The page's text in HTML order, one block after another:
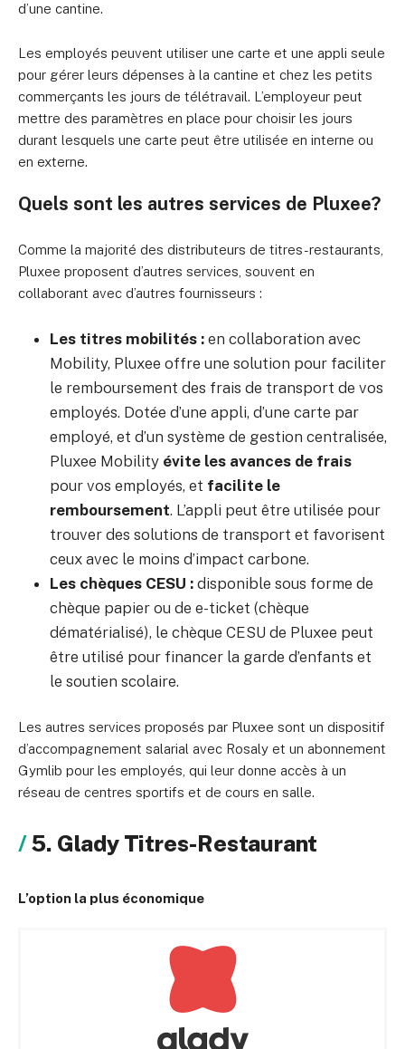
d’une cantine.
Les employés peuvent utiliser une carte et une appli seule
pour gérer leurs dépenses à la cantine et chez les petits
commerçants les jours de télétravail. L’employeur peut
mettre des paramètres en place pour choisir les jours
durant lesquels une carte peut être utilisée en interne ou
en externe.
Quels sont les autres services de Pluxee?
Comme la majorité des distributeurs de titres-restaurants,
Pluxee proposent d’autres services, souvent en
collaborant avec d’autres fournisseurs :
Les titres mobilités : en collaboration avec
Mobility, Pluxee offre une solution pour faciliter
le remboursement des frais de transport de vos
employés. Dotée d’une appli, d’une carte par
employé, et d’un système de gestion centralisée,
Pluxee Mobility évite les avances de frais
pour vos employés, et facilite le
remboursement. L’appli peut être utilisée pour
trouver des solutions de transport et favorisent
ceux avec le moins d’impact carbone.
Les chèques CESU : disponible sous forme de
chèque papier ou de e-ticket (chèque
dématérialisé), le chèque CESU de Pluxee peut
être utilisé pour financer la garde d’enfants et
le soutien scolaire.
Les autres services proposés par Pluxee sont un dispositif
d’accompagnement salarial avec Rosaly et un abonnement
Gymlib pour les employés, qui leur donne accès à un
réseau de centres sportifs et de cours en salle.
5. Glady Titres-Restaurant
L’option la plus économique